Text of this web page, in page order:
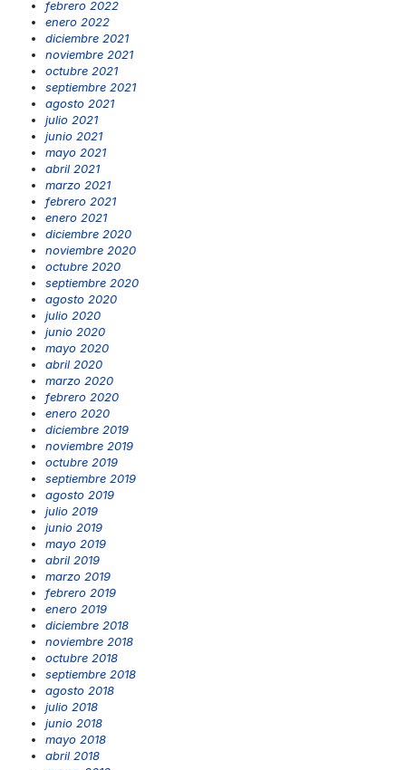
febrero 2022
enero 2022
diciembre 2021
noviembre 2021
octubre 2021
septiembre 2021
agosto 2021
julio 2021
junio 2021
mayo 2021
abril 2021
marzo 2021
febrero 2021
enero 2021
diciembre 2020
noviembre 2020
octubre 2020
septiembre 2020
agosto 2020
julio 2020
junio 2020
mayo 2020
abril 2020
marzo 2020
febrero 2020
enero 2020
diciembre 2019
noviembre 2019
octubre 2019
septiembre 2019
agosto 2019
julio 2019
junio 2019
mayo 2019
abril 2019
marzo 2019
febrero 2019
enero 2019
diciembre 2018
noviembre 2018
octubre 2018
septiembre 2018
agosto 2018
julio 2018
junio 2018
mayo 2018
abril 2018